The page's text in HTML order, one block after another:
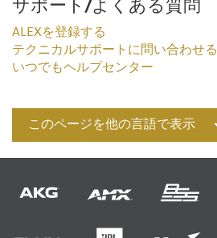
サポート/よくある質問
ALEXを登録する
テクニカルサポートに問い合わせる
いつでもヘルプセンター
このページを他の言語で表示